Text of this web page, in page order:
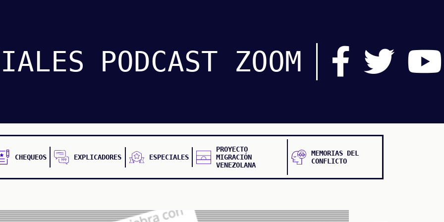
PODCAST ZOOM
CHEQUEOS EXPLICADORES ESPECIALES
PROYECTO
MIGRACIÓN
VENEZOLANA
MEMORIAS DEL
CONFLICTO